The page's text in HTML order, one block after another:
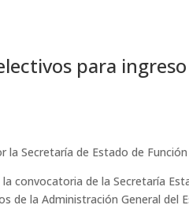
para
Secretaría de Estado de
convocatoria de la Secretaría
de la Administración General del